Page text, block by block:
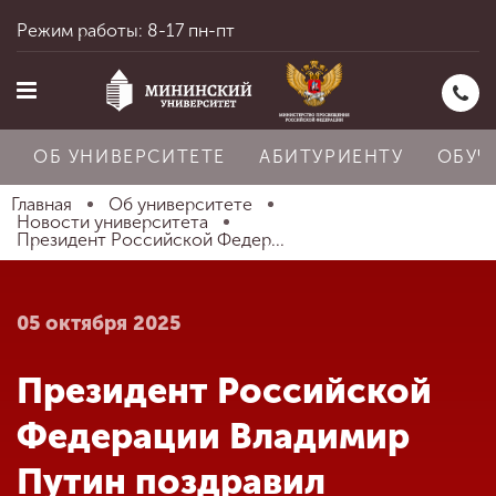
Главная
Абитуриенту
Режим работы: 8-17 пн-пт
ОБ УНИВЕРСИТЕТЕ АБИТУРИЕНТУ
Главная
Об университете
Новости университета
Президент Российской Федер...
05 октября 2025
Президент Российской
Федерации Владимир
Путин поздравил